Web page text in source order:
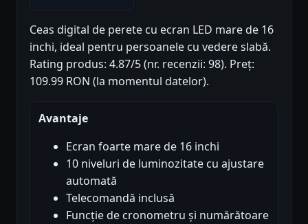
Ceas digital de perete cu ecran LED mare de 16
inchi, ideal pentru persoanele cu vedere slabă.
Rating produs: 4.87/5 (nr. recenzii: 98). Preț:
109.99 RON (la momentul datelor).
Avantaje
Ecran foarte mare de 16 inchi
10 niveluri de luminozitate cu ajustare
automată
Telecomandă inclusă
Funcție de cronometru și numărătoare